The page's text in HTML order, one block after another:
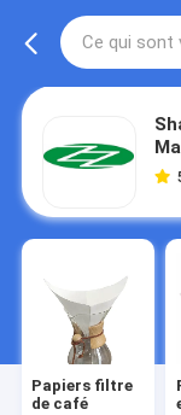
Papiers filtre
de café